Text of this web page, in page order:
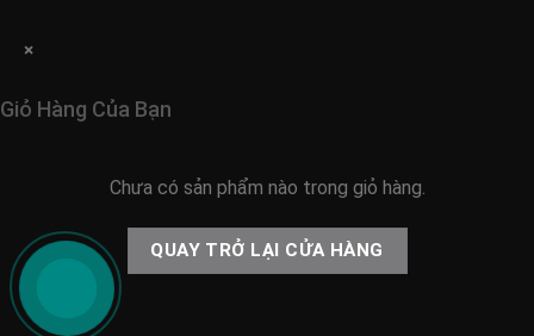
×
Giỏ Hàng Của Bạn
Chưa có sản phẩm nào trong giỏ hàng.
QUAY TRỞ LẠI CỬA HÀNG